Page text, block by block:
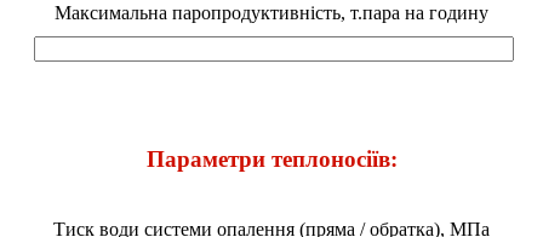
Максимальна паропродуктивність, т.пара на годину
Параметри теплоносіїв:
Тиск води системи опалення (пряма / обратка), МПа